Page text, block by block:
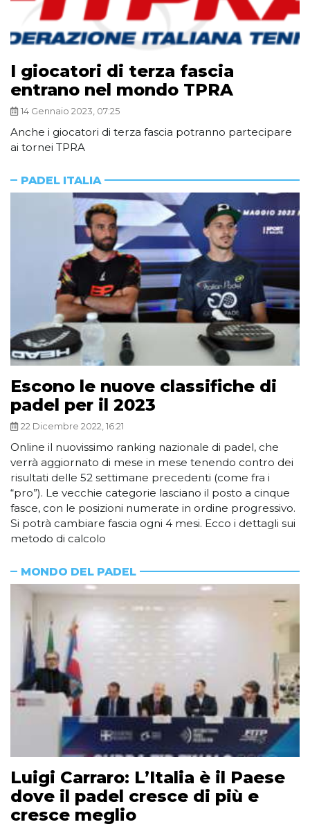
I giocatori di terza fascia
entrano nel mondo TPRA
14 Gennaio 2023, 07:25
Anche i giocatori di terza fascia potranno partecipare
ai tornei TPRA
PADEL ITALIA
Escono le nuove classifiche di
padel per il 2023
22 Dicembre 2022, 16:21
Online il nuovissimo ranking nazionale di padel, che
verrà aggiornato di mese in mese tenendo contro dei
risultati delle 52 settimane precedenti (come fra i
“pro”). Le vecchie categorie lasciano il posto a cinque
fasce, con le posizioni numerate in ordine progressivo.
Si potrà cambiare fascia ogni 4 mesi. Ecco i dettagli sui
metodo di calcolo
MONDO DEL PADEL
Luigi Carraro: L’Italia è il Paese
dove il padel cresce di più e
cresce meglio